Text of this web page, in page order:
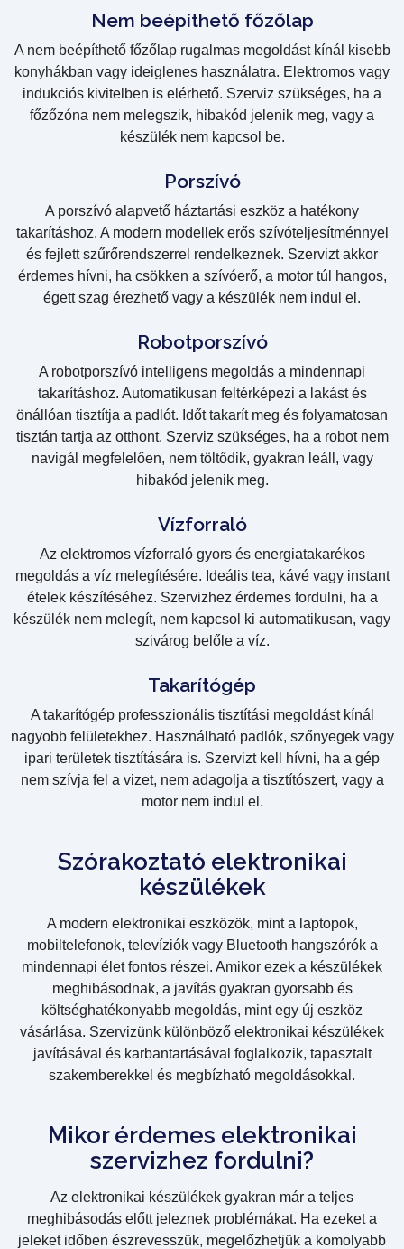
Nem beépíthető főzőlap
A nem beépíthető főzőlap rugalmas megoldást kínál kisebb
konyhákban vagy ideiglenes használatra. Elektromos vagy
indukciós kivitelben is elérhető. Szerviz szükséges, ha a
főzőzóna nem melegszik, hibakód jelenik meg, vagy a
készülék nem kapcsol be.
Porszívó
A porszívó alapvető háztartási eszköz a hatékony
takarításhoz. A modern modellek erős szívóteljesítménnyel
és fejlett szűrőrendszerrel rendelkeznek. Szervizt akkor
érdemes hívni, ha csökken a szívóerő, a motor túl hangos,
égett szag érezhető vagy a készülék nem indul el.
Robotporszívó
A robotporszívó intelligens megoldás a mindennapi
takarításhoz. Automatikusan feltérképezi a lakást és
önállóan tisztítja a padlót. Időt takarít meg és folyamatosan
tisztán tartja az otthont. Szerviz szükséges, ha a robot nem
navigál megfelelően, nem töltődik, gyakran leáll, vagy
hibakód jelenik meg.
Vízforraló
Az elektromos vízforraló gyors és energiatakarékos
megoldás a víz melegítésére. Ideális tea, kávé vagy instant
ételek készítéséhez. Szervizhez érdemes fordulni, ha a
készülék nem melegít, nem kapcsol ki automatikusan, vagy
szivárog belőle a víz.
Takarítógép
A takarítógép professzionális tisztítási megoldást kínál
nagyobb felületekhez. Használható padlók, szőnyegek vagy
ipari területek tisztítására is. Szervizt kell hívni, ha a gép
nem szívja fel a vizet, nem adagolja a tisztítószert, vagy a
motor nem indul el.
Szórakoztató elektronikai
készülékek
A modern elektronikai eszközök, mint a laptopok,
mobiltelefonok, televíziók vagy Bluetooth hangszórók a
mindennapi élet fontos részei. Amikor ezek a készülékek
meghibásodnak, a javítás gyakran gyorsabb és
költséghatékonyabb megoldás, mint egy új eszköz
vásárlása. Szervizünk különböző elektronikai készülékek
javításával és karbantartásával foglalkozik, tapasztalt
szakemberekkel és megbízható megoldásokkal.
Mikor érdemes elektronikai
szervizhez fordulni?
Az elektronikai készülékek gyakran már a teljes
meghibásodás előtt jeleznek problémákat. Ha ezeket a
jeleket időben észrevesszük, megelőzhetjük a komolyabb